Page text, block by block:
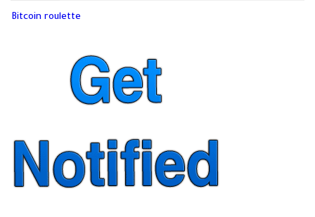
Bitcoin roulette